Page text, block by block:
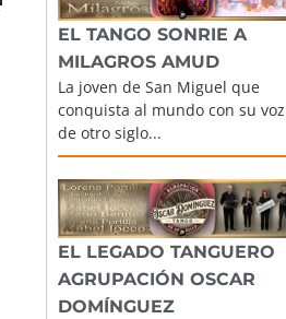
EL TANGO SONRIE A
MILAGROS AMUD
La joven de San Miguel que
conquista al mundo con su voz
de otro siglo...
EL LEGADO TANGUERO
AGRUPACIÓN OSCAR
DOMÍNGUEZ